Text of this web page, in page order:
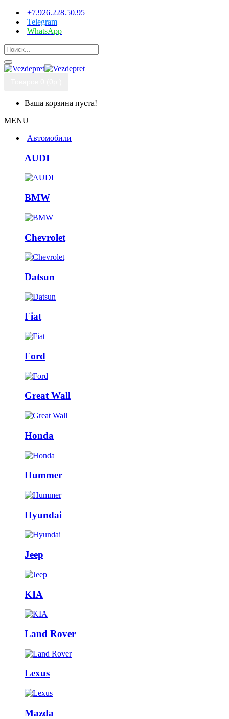
+7.926.228.50.95
Telegram
WhatsApp
Ваша корзина пуста!
MENU
Автомобили
AUDI
BMW
Chevrolet
Datsun
Fiat
Ford
Great Wall
Honda
Hummer
Hyundai
Jeep
KIA
Land Rover
Lexus
Mazda